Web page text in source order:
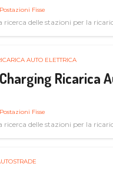
Fisse
ricerca delle stazioni per la
AUTO ELETTRICA
Ricarica
Fisse
ricerca delle stazioni per la